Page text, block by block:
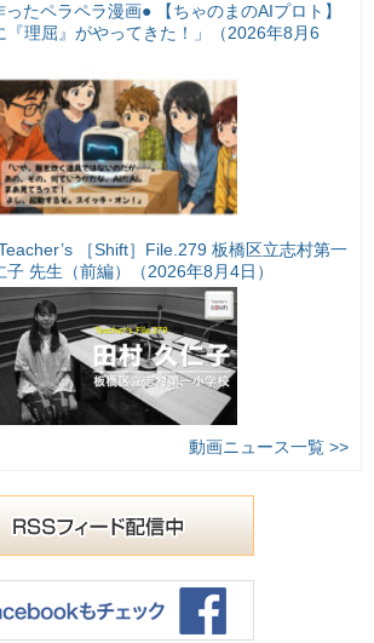
たペラペラ漫画● 【ちゃのまのAIプロト】
『理屈』がやってきた！」（2026年8月6
［Shift］File.279 板橋区立志村第一
先生（前編）（2026年8月4日）
動画ニュース一覧 >>